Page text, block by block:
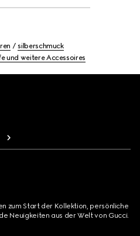
silberschmuck
und weitere Accessoires
zum Start der Kollektion, persönliche
Neuigkeiten aus der Welt von Gucci.